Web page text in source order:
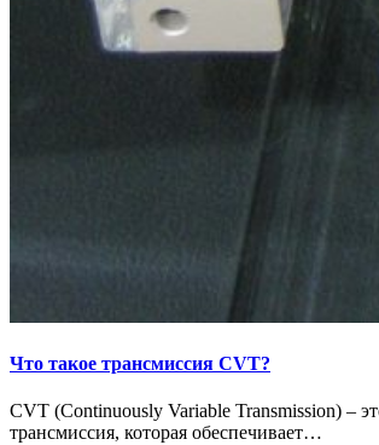
Что такое трансмиссия CVT?
CVT (Continuously Variable Transmission) –
трансмиссия, которая обеспечивает…